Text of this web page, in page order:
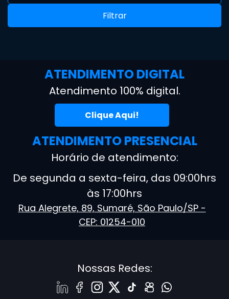
Filtrar
ATENDIMENTO DIGITAL
Atendimento 100% digital.
Clique Aqui!
ATENDIMENTO PRESENCIAL
Horário de atendimento:
De segunda a sexta-feira, das 09:00hrs
às 17:00hrs
Rua Alegrete, 89, Sumaré, São Paulo/SP -
CEP: 01254-010
Nossas Redes: